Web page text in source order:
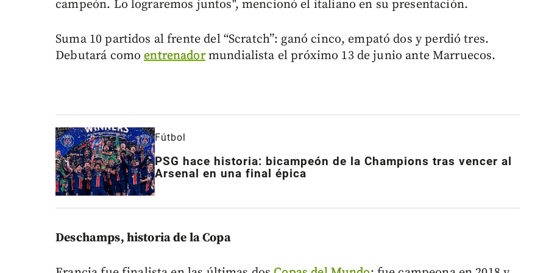
campeón. Lo lograremos juntos", mencionó el italiano en su presentación.
Suma 10 partidos al frente del “Scratch”: ganó cinco, empató dos y perdió tres.
Debutará comoentrenadormundialista el próximo 13 de junio ante Marruecos.
Fútbol
PSG hace historia: bicampeón de la Champions tras vencer al
Arsenal en una final épica
Deschamps, historia de la Copa